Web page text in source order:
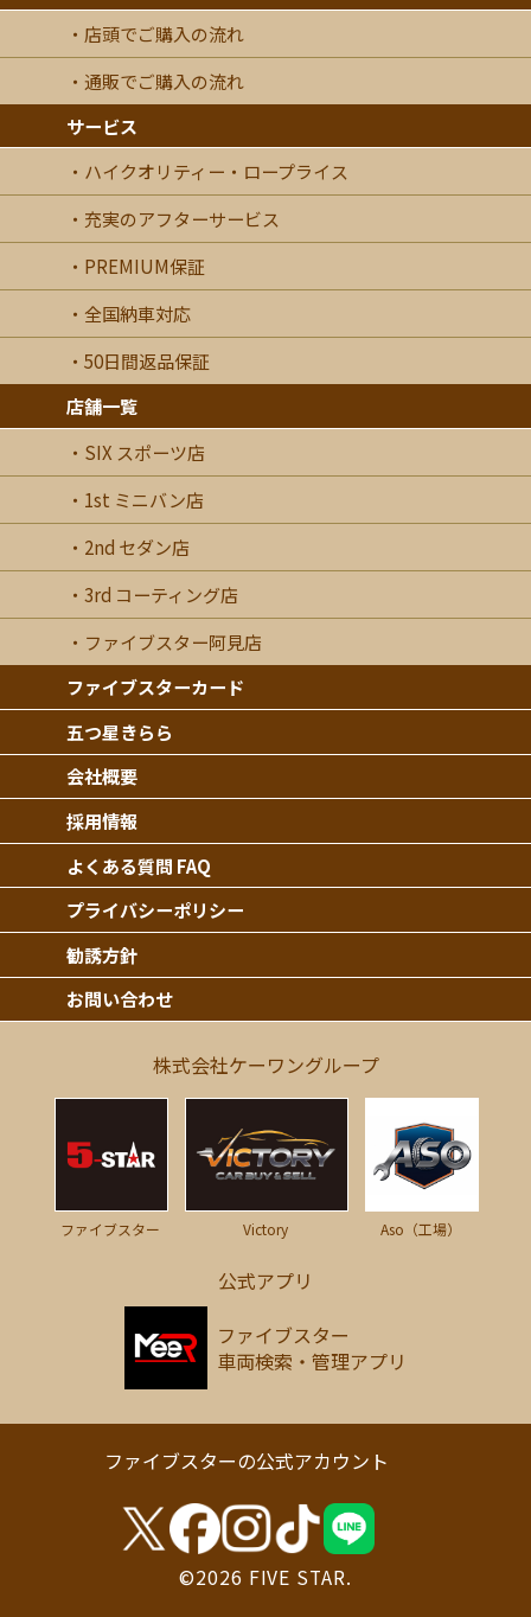
店頭でご購入の流れ
通販でご購入の流れ
サービス
ハイクオリティー・ロープライス
充実のアフターサービス
PREMIUM保証
全国納車対応
50日間返品保証
店舗一覧
SIX スポーツ店
1st ミニバン店
2nd セダン店
3rd コーティング店
ファイブスター阿見店
ファイブスターカード
五つ星きらら
会社概要
採用情報
よくある質問 FAQ
プライバシーポリシー
勧誘方針
お問い合わせ
株式会社ケーワングループ
ファイブスター Victory Aso（工場）
公式アプリ
ファイブスター
車両検索・管理アプリ
ファイブスターの公式アカウント
©2026 FIVE STAR.